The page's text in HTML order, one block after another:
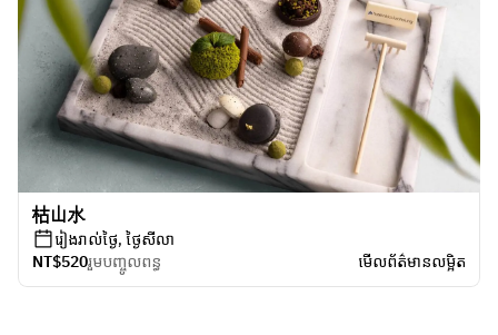
枯山水
រៀងរាល់ថ្ងៃ, ថ្ងៃសីលា
NT$520រួមបញ្ចូលពន្ធ មើលព័ត៌មានលម្អិត